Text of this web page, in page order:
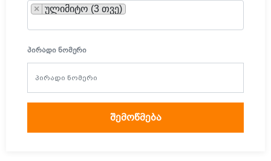
× ულიმიტო (3 თვე)
ᲞᲘᲠᲐᲓᲘ ᲜᲝᲛᲔᲠᲘ
შემოწმება